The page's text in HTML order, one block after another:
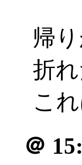
帰
折
こ
＠